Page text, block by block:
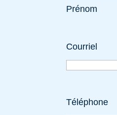
Prénom
Courriel
Téléphone